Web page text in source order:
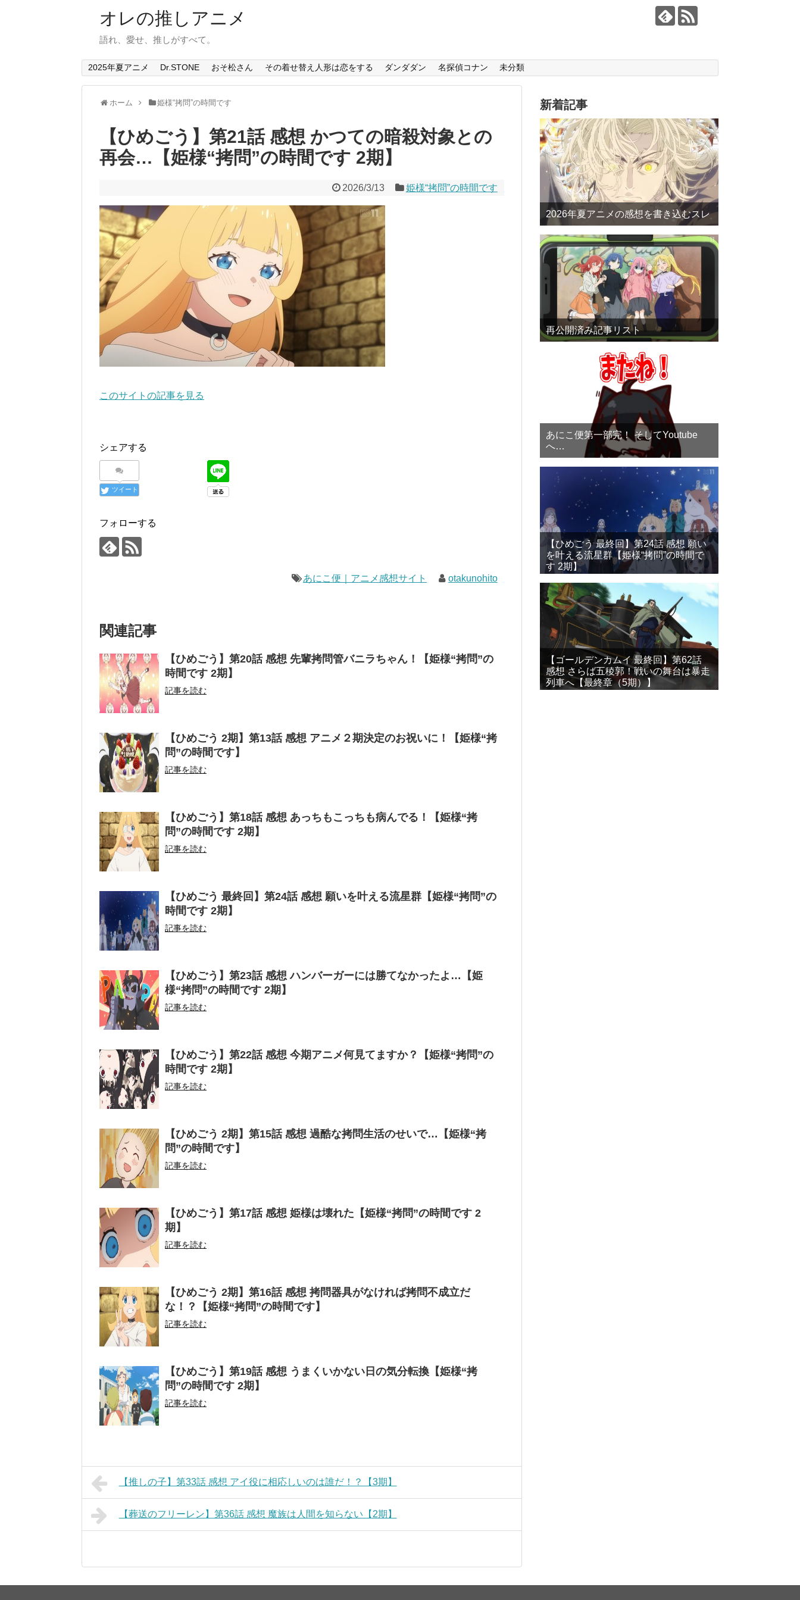
オレの推しアニメ
語れ、愛せ、推しがすべて。
2025年夏アニメ Dr.STONE おそ松さん その着せ替え人形は恋をする ダンダダン 名探偵コナン 未分類
ホーム 姫様“拷問”の時間です
【ひめごう】第21話 感想 かつての暗殺対象との
再会…【姫様“拷問”の時間です 2期】
2026/3/13 姫様“拷問”の時間です
このサイトの記事を見る
シェアする
ツイート
フォローする
あにこ便｜アニメ感想サイト otakunohito
関連記事
【ひめごう】第20話 感想 先輩拷問管バニラちゃん！【姫様“拷問”の
時間です 2期】
記事を読む
【ひめごう 2期】第13話 感想 アニメ２期決定のお祝いに！【姫様“拷
問”の時間です】
記事を読む
【ひめごう】第18話 感想 あっちもこっちも病んでる！【姫様“拷
問”の時間です 2期】
記事を読む
【ひめごう 最終回】第24話 感想 願いを叶える流星群【姫様“拷問”の
時間です 2期】
記事を読む
【ひめごう】第23話 感想 ハンバーガーには勝てなかったよ…【姫
様“拷問”の時間です 2期】
記事を読む
【ひめごう】第22話 感想 今期アニメ何見てますか？【姫様“拷問”の
時間です 2期】
記事を読む
【ひめごう 2期】第15話 感想 過酷な拷問生活のせいで…【姫様“拷
問”の時間です】
記事を読む
【ひめごう】第17話 感想 姫様は壊れた【姫様“拷問”の時間です 2
期】
記事を読む
【ひめごう 2期】第16話 感想 拷問器具がなければ拷問不成立だ
な！？【姫様“拷問”の時間です】
記事を読む
【ひめごう】第19話 感想 うまくいかない日の気分転換【姫様“拷
問”の時間です 2期】
記事を読む
【推しの子】第33話 感想 アイ役に相応しいのは誰だ！？【3期】
【葬送のフリーレン】第36話 感想 魔族は人間を知らない【2期】
新着記事
2026年夏アニメの感想を書き込むスレ
再公開済み記事リスト
あにこ便第一部完！ そしてYoutube
へ…
【ひめごう 最終回】第24話 感想 願い
を叶える流星群【姫様“拷問”の時間で
す 2期】
【ゴールデンカムイ 最終回】第62話
感想 さらば五稜郭！戦いの舞台は暴走
列車へ【最終章（5期）】